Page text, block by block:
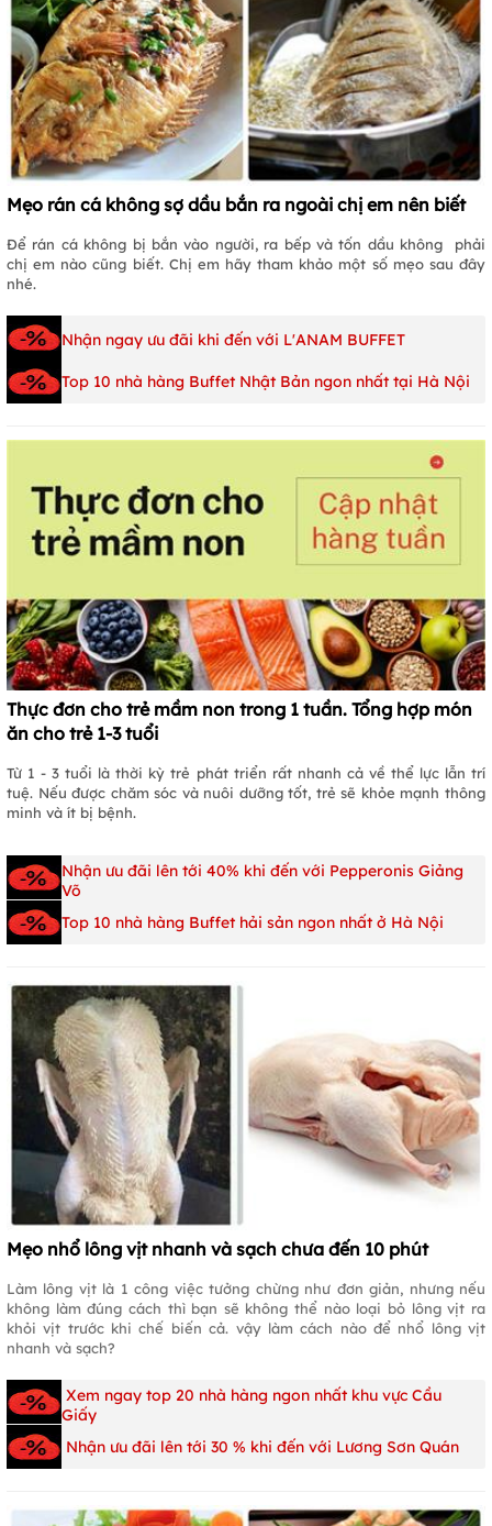
Mẹo rán cá không sợ dầu bắn ra ngoài chị em nên biết
Để rán cá không bị bắn vào người, ra bếp và tốn dầu không phải
chị em nào cũng biết. Chị em hãy tham khảo một số mẹo sau đây
nhé.
Nhận ngay ưu đãi khi đến với L'ANAM BUFFET
Top 10 nhà hàng Buffet Nhật Bản ngon nhất tại Hà Nội
Thực đơn cho trẻ mầm non trong 1 tuần. Tổng hợp món
ăn cho trẻ 1-3 tuổi
Từ 1 - 3 tuổi là thời kỳ trẻ phát triển rất nhanh cả về thể lực lẫn trí
tuệ. Nếu được chăm sóc và nuôi dưỡng tốt, trẻ sẽ khỏe mạnh thông
minh và ít bị bệnh.
Nhận ưu đãi lên tới 40% khi đến với Pepperonis Giảng
Võ
Top 10 nhà hàng Buffet hải sản ngon nhất ở Hà Nội
Mẹo nhổ lông vịt nhanh và sạch chưa đến 10 phút
Làm lông vịt là 1 công việc tưởng chừng như đơn giản, nhưng nếu
không làm đúng cách thì bạn sẽ không thể nào loại bỏ lông vịt ra
khỏi vịt trước khi chế biến cả. vậy làm cách nào để nhổ lông vịt
nhanh và sạch?
Xem ngay top 20 nhà hàng ngon nhất khu vực Cầu
Giấy
Nhận ưu đãi lên tới 30 % khi đến với Lương Sơn Quán